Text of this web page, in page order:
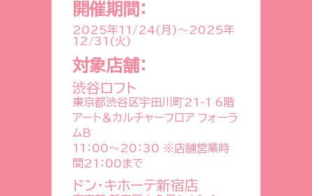
開催期間：
2025年11/24(月) ～ 2025年
12/31(火)
対象店舗：
渋谷ロフト
東京都渋谷区宇田川町21-1 6階
アート＆カルチャーフロア フォーラ
ムB
11：00～20：30 ※店舗営業時
間21：00まで
ドン・キホーテ新宿店